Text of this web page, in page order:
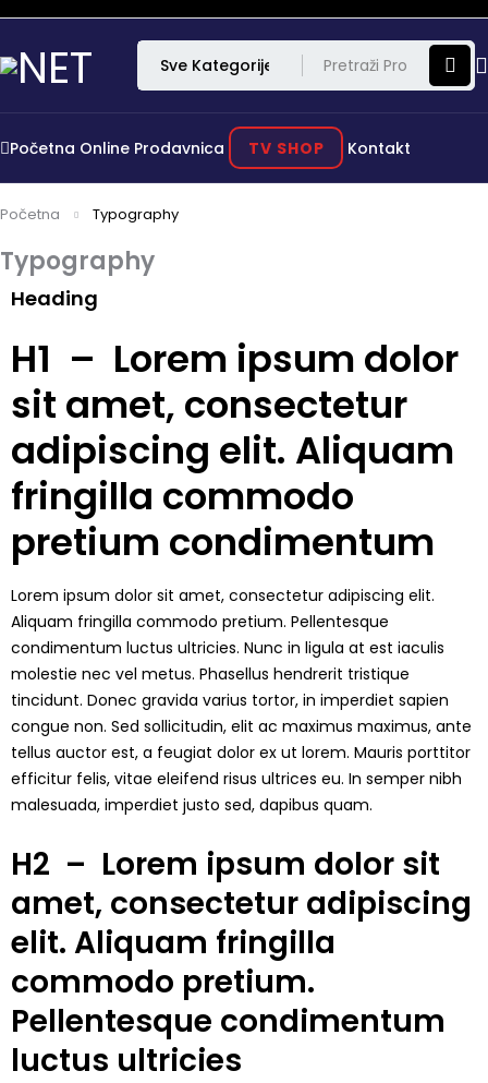
Početna Online Prodavnica TV SHOP Kontakt
Typography
Početna Typography
Heading
H1 – Lorem ipsum dolor
sit amet, consectetur
adipiscing elit. Aliquam
fringilla commodo
pretium condimentum
Lorem ipsum dolor sit amet, consectetur adipiscing elit.
Aliquam fringilla commodo pretium. Pellentesque
condimentum luctus ultricies. Nunc in ligula at est iaculis
molestie nec vel metus. Phasellus hendrerit tristique
tincidunt. Donec gravida varius tortor, in imperdiet sapien
congue non. Sed sollicitudin, elit ac maximus maximus, ante
tellus auctor est, a feugiat dolor ex ut lorem. Mauris porttitor
efficitur felis, vitae eleifend risus ultrices eu. In semper nibh
malesuada, imperdiet justo sed, dapibus quam.
H2 – Lorem ipsum dolor sit
amet, consectetur adipiscing
elit. Aliquam fringilla
commodo pretium.
Pellentesque condimentum
luctus ultricies